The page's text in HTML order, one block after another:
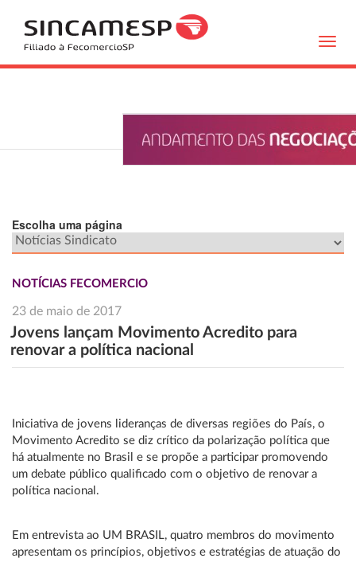
Escolha uma página
NOTÍCIAS FECOMERCIO
23 de maio de 2017
Jovens lançam Movimento Acredito para
renovar a política nacional
Iniciativa de jovens lideranças de diversas regiões do País, o
Movimento Acredito se diz crítico da polarização política que
há atualmente no Brasil e se propõe a participar promovendo
um debate público qualificado com o objetivo de renovar a
política nacional.
Em entrevista ao UM BRASIL, quatro membros do movimento
apresentam os princípios, objetivos e estratégias de atuação do